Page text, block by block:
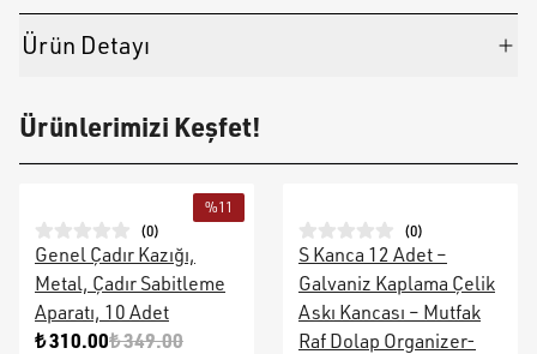
Ürün Detayı
Ürünlerimizi Keşfet!
%11
(0)
Genel Çadır Kazığı,
Metal, Çadır Sabitleme
Aparatı, 10 Adet
₺ 310.00₺ 349.00
(0)
S Kanca 12 Adet –
Galvaniz Kaplama Çelik
Askı Kancası – Mutfak
Raf Dolap Organizer-